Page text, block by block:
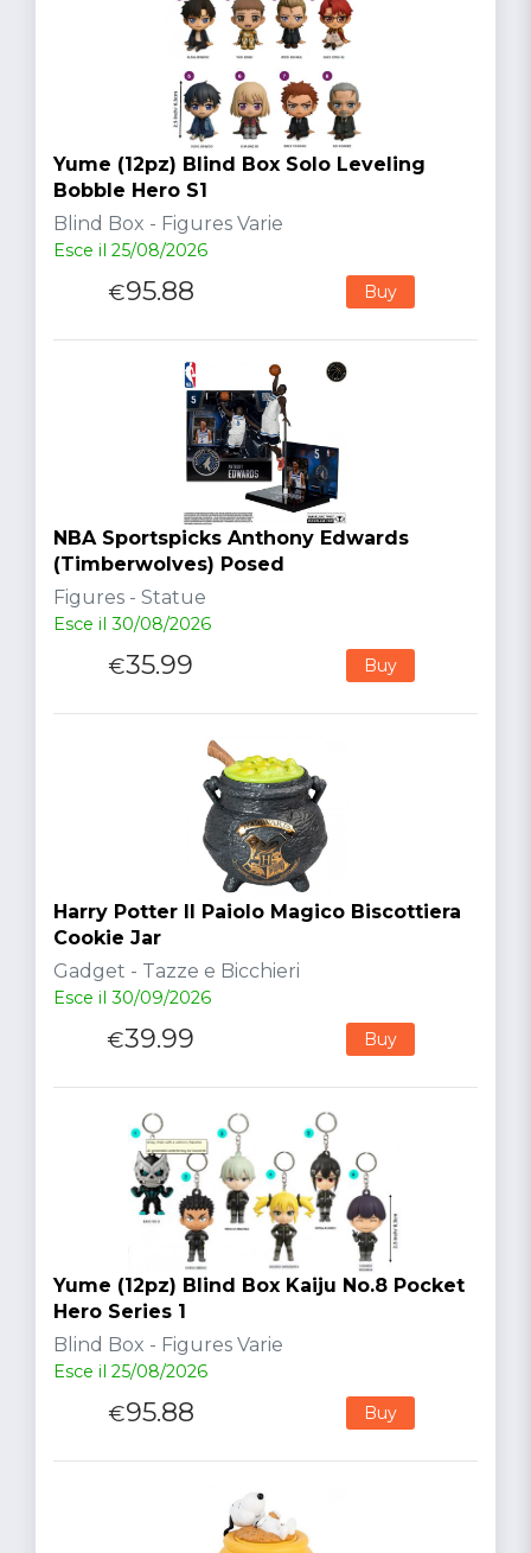
Yume (12pz) Blind Box Solo Leveling
Bobble Hero S1
Blind Box - Figures Varie
Esce il 25/08/2026
€95.88 Buy
NBA Sportspicks Anthony Edwards
(Timberwolves) Posed
Figures - Statue
Esce il 30/08/2026
€35.99 Buy
Harry Potter Il Paiolo Magico Biscottiera
Cookie Jar
Gadget - Tazze e Bicchieri
Esce il 30/09/2026
€39.99 Buy
Yume (12pz) Blind Box Kaiju No.8 Pocket
Hero Series 1
Blind Box - Figures Varie
Esce il 25/08/2026
€95.88 Buy